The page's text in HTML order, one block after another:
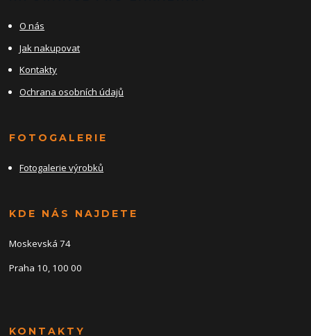
O nás
Jak nakupovat
Kontakty
Ochrana osobních údajů
FOTOGALERIE
Fotogalerie výrobků
KDE NÁS NAJDETE
Moskevská 74
Praha 10, 100 00
KONTAKTY